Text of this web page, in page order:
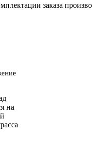
заказа
на